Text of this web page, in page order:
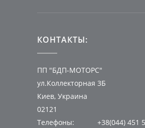
КОНТАКТЫ:
ПП "БДП-МОТОРС"
ул.Коллекторная 3Б
Киев, Украина
02121
Телефоны:
+38(044) 451